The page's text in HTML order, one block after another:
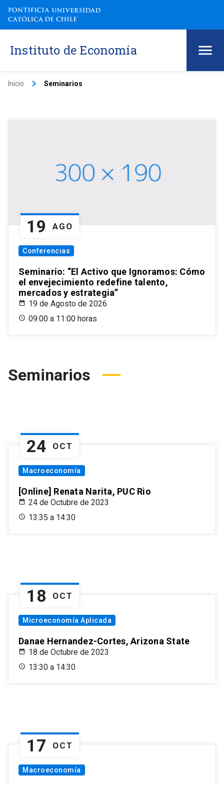
Instituto de Economía
Inicio keyboard_arrow_right Seminarios
19 AGO
Conferencias
Seminario: “El Activo que Ignoramos: Cómo
el envejecimiento redefine talento,
mercados y estrategia”
19 de Agosto de 2026
09:00 a 11:00 horas
Seminarios
24 OCT
Macroeconomía
[Online] Renata Narita, PUC Rio
24 de Octubre de 2023
13:35 a 14:30
18 OCT
Microeconomía Aplicada
Danae Hernandez-Cortes, Arizona State
18 de Octubre de 2023
13:30 a 14:30
17 OCT
Macroeconomía